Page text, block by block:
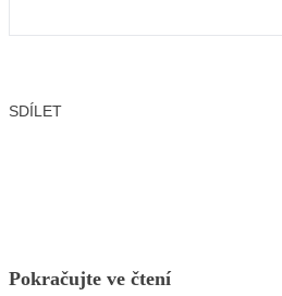
SDÍLET
Pokračujte ve čtení